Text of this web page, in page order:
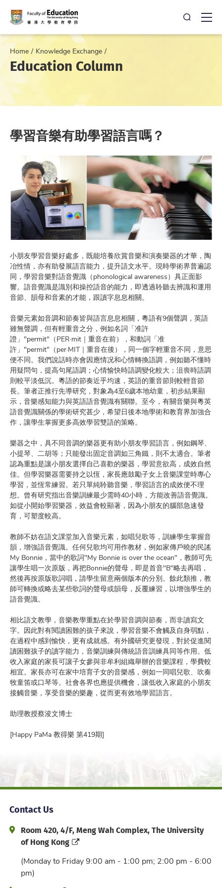
Open
Home Knowledge Exchange
Education Column
學習音樂有助學習語言嗎？
小朋友學習音樂好處多，既能培養欣賞音樂和演奏樂器的才華，陶
冶性情，亦有助發展語言能力，提升語文水平。現時學術界普遍認
同，學習音樂對語音覺識（phonological awareness）具正面影
響。語音覺識是識別和操控語音的能力，即透過聆聽去辨識和運用
音節、韻母和音素的才能，跟讀字息息相關。
音樂元素如音調和節奏皆與語言息息相關，粵語有9個聲調，英語
雖無聲調，但有輕重音之分，例如名詞「准許
證」"permit"（PER·mit｜重音在前），和動詞「准
許」"permit"（per·​MIT｜重音在後），同一個字輕重音不同，意思
便不同。我們說話時亦會因應情况和心情轉換語調，例如聽不懂時
用疑問句，提高句尾語調；心情愉快時語調變化較大；沮喪時語調
則較平淡低沉。粵語的節奏近乎均速，英語的重音節則較輕音節
長。筆者正推行先導研究，對象為4至6歲本地幼童，初步結果顯
示，音樂感知能力與英語語音覺識有關聯。至今，有關音樂與粵英
語音覺識關係的學術研究甚少，希望日後本地學術和教育界加強合
作，讓學生掌握更多高效學習雙語的策略。
樂器之中，具不同音調的樂器更有助小朋友學習語言，例如鋼琴、
小提琴、二胡等；只能發出固定音調如三角鐵，則不太適合。筆者
認為重點是讓小朋友選擇自己喜歡的樂器，學習意欲高，成效自然
佳。但學習樂器需要持之以恆，家長應鼓勵子女上音樂課堂時專心
學習，並恆常練習。若只單純聆聽音樂，學習語言的成效便不理
想。曾有研究指出音樂訓練最少需時40小時，方能改善語音覺識。
如從小開始學習樂器，效益會較顯著，因為小朋友的腦部急速發
育，可塑度較高。
教師不妨在語文課堂加入音樂元素，如唱兒歌等，訓練學生掌握音
韻，增強語音覺識。任何兒歌均可用作教材，例如家傳戶曉的民謠
My Bonnie，當中的歌詞"My Bonnie is over the ocean"，教師可先
讓學生唱一次原版，再把Bonnie的聲母，即是首音"B"略去再唱，
然後再按原版歌詞唱，請學生留意兩個版本的分別。餘此類推，教
師可轉換或略去某些歌詞的聲母或韻母，反覆練習，以增強學生的
語音覺識。
相比語文教學，音樂教學重點在於學習音調與節奏，而非讀寫文
字。因此對有閱讀困難的孩子來說，學習音樂不會觸及自身弱點，
在過程中感到愉快，更有成就感。有外國研究更發現，對於促進閱
讀困難孩子的讀字能力，音樂訓練與傳統語音訓練具同等作用。低
收入家庭的家長可讓子女參與非牟利組織舉辦的音樂課程，學費較
相宜。家長亦可在家中培育子女的音樂感，例如一同唱兒歌、吹奏
牧童笛或口琴等。社會各界也應提供機會，讓低收入家庭的小朋友
接觸音樂，享受音樂的樂趣，從而更有效地學習語言。
助理教授蔡浚文博士
[Happy PaMa 教得樂 第419期]
Contact Us
Address and Office Hour
Room 420, 4/F, Meng Wah Complex, The University
of Hong Kong
(Monday to Friday 9:00 am - 1:00 pm; 2:00 pm - 6:00
pm)